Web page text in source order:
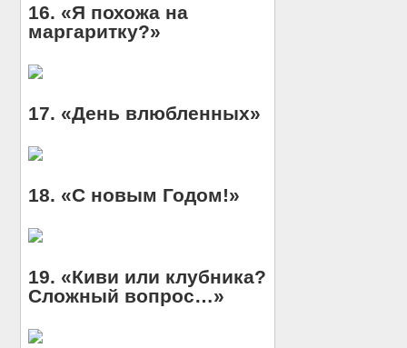
16. «Я похожа на
маргаритку?»
17. «День влюбленных»
18. «С новым Годом!»
19. «Киви или клубника?
Сложный вопрос…»